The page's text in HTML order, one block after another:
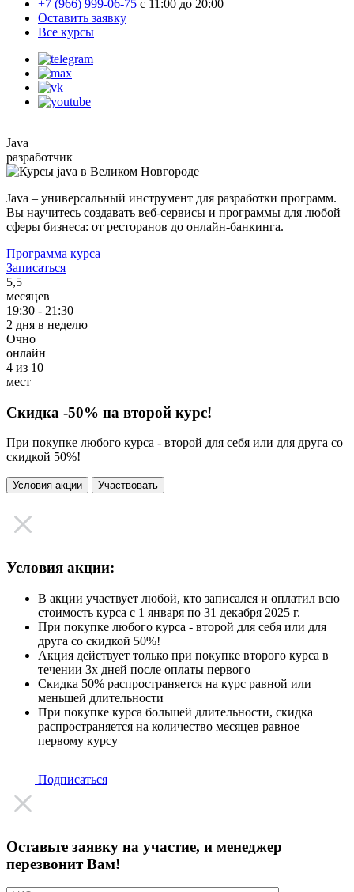
+7 (966) 999-06-75 c 11:00 до 20:00
Оставить заявку
Все курсы
Java
разработчик
Java – универсальный инструмент для разработки программ.
Вы научитесь создавать веб-сервисы и программы для любой
сферы бизнеса: от ресторанов до онлайн-банкинга.
Программа курса
Записаться
5,5
месяцев
19:30 - 21:30
2 дня в неделю
Очно
онлайн
4 из 10
мест
Скидка -50% на второй курс!
При покупке любого курса - второй для себя или для друга со
скидкой 50%!
Условия акции Участвовать
Условия акции:
В акции участвует любой, кто записался и оплатил всю
стоимость курса с 1 января по 31 декабря 2025 г.
При покупке любого курса - второй для себя или для
друга со скидкой 50%!
Акция действует только при покупке второго курса в
течении 3х дней после оплаты первого
Скидка 50% распространяется на курс равной или
меньшей длительности
При покупке курса большей длительности, скидка
распространяется на количество месяцев равное
первому курсу
Подписаться
Оставьте заявку на участие, и менеджер
перезвонит Вам!